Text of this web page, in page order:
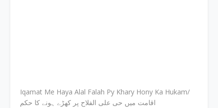
Iqamat Me Haya Alal Falah Py Khary Hony Ka Hukam/
اقامت میں حی علی الفلاح پر کھڑے ہونے کا حکم